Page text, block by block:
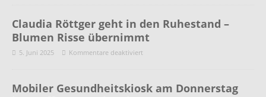
Claudia Röttger geht in den Ruhestand –
Blumen Risse übernimmt
5. Juni 2025 Kommentare deaktiviert
Mobiler Gesundheitskiosk am Donnerstag